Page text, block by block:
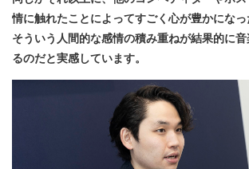
情に触れたことによってすごく心が豊かになっ
そういう人間的な感情の積み重ねが結果的に
るのだと実感しています。